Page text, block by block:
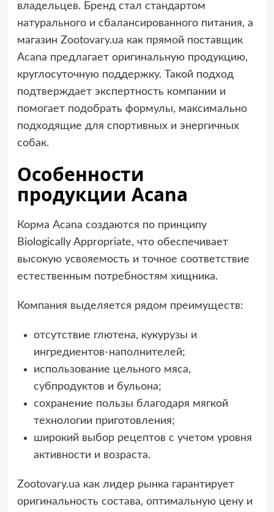
владельцев. Бренд стал стандартом
натурального и сбалансированного питания, а
магазин Zootovary.ua как прямой поставщик
Acana предлагает оригинальную продукцию,
круглосуточную поддержку. Такой подход
подтверждает экспертность компании и
помогает подобрать формулы, максимально
подходящие для спортивных и энергичных
собак.
Особенности
продукции Acana
Корма Acana создаются по принципу
Biologically Appropriate, что обеспечивает
высокую усвояемость и точное соответствие
естественным потребностям хищника.
Компания выделяется рядом преимуществ:
отсутствие глютена, кукурузы и
ингредиентов-наполнителей;
использование цельного мяса,
субпродуктов и бульона;
сохранение пользы благодаря мягкой
технологии приготовления;
широкий выбор рецептов с учетом уровня
активности и возраста.
Zootovary.ua как лидер рынка гарантирует
оригинальность состава, оптимальную цену и